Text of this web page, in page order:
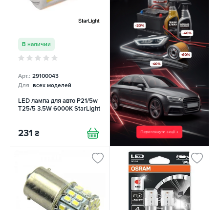
В наличии
Арт.: 29100043
Для всех моделей
LED лампа для авто P21/5w
T25/5 3.5W 6000K StarLight
231 ₴